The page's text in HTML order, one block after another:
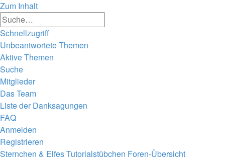
Zum Inhalt
Schnellzugriff
Unbeantwortete Themen
Aktive Themen
Suche
Mitglieder
Das Team
Liste der Danksagungen
FAQ
Anmelden
Registrieren
Sternchen & Elfes Tutorialstübchen Foren-Übersicht